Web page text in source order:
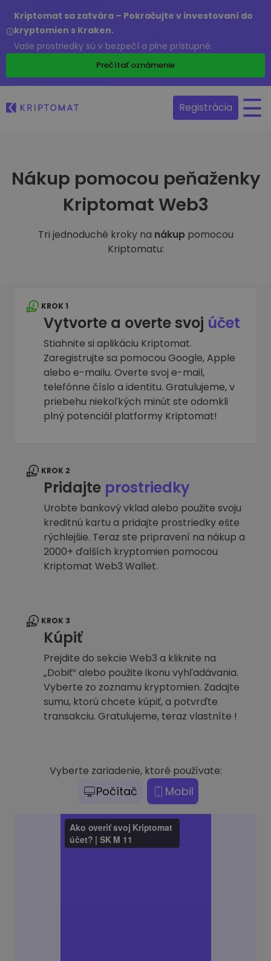
Kriptomat sa zatvára – Pokračujte v investovaní do
kryptomien s Kraken.
Vaše prostriedky sú v bezpečí a plne prístupné.
Prečítať oznámenie
Registrácia
Nákup pomocou peňaženky
Kriptomat Web3
Tri jednoduché kroky na nákup pomocou
Kriptomatu:
KROK 1
Vytvorte a overte svoj účet
Stiahnite si aplikáciu Kriptomat.
Zaregistrujte sa pomocou Google, Apple
alebo e-mailu. Overte svoj e-mail,
telefónne číslo a identitu. Gratulujeme, v
priebehu niekoľkých minút ste odomkli
plný potenciál platformy Kriptomat!
KROK 2
Pridajte prostriedky
Urobte bankový vklad alebo použite svoju
kreditnú kartu a pridajte prostriedky ešte
rýchlejšie. Teraz ste pripravení na nákup a
2000+ ďalších kryptomien pomocou
Kriptomat Web3 Wallet.
KROK 3
Kúpiť
Prejdite do sekcie Web3 a kliknite na
„Dobiť“ alebo použite ikonu vyhľadávania.
Vyberte zo zoznamu kryptomien. Zadajte
sumu, ktorú chcete kúpiť, a potvrďte
transakciu. Gratulujeme, teraz vlastníte !
Vyberte zariadenie, ktoré používate:
Počítač Mobil